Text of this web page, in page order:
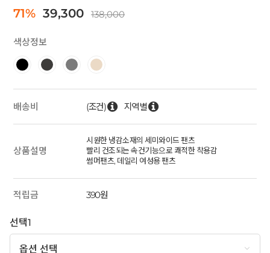
71% 39,300 138,000
색상정보
배송비 (조건) 지역별
상품설명
시원한 냉감소재의 세미와이드 팬츠
빨리 건조되는 속건기능으로 쾌적한 착용감
썸머팬츠, 데일리 여성용 팬츠
적립금 390원
선택1